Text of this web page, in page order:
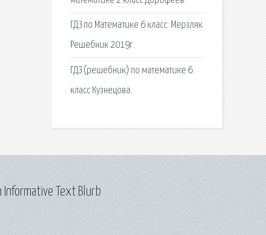
ГДЗ по Математике 6 класс: Мерзляк.
Решебник 2019г.
ГДЗ (решебник) по математике 6
класс Кузнецова.
Informative Text Blurb